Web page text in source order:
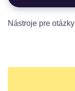
Nástroje pre otázky